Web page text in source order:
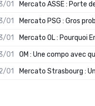
01
Mercato ASSE : Porte
01
Mercato PSG : Gros
01
Mercato OL : Pourquoi
01
OM : Une compo avec
01
Mercato Strasbourg :